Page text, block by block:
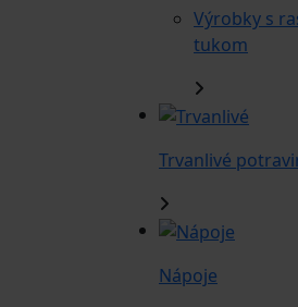
Výrobky s
tukom
Trvanlivé
Nápoje